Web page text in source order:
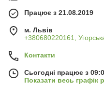
Працює з 21.08.2019
м. Львів
+380680220161,
Контакти
Сьогодні працює з
Показати весь графік